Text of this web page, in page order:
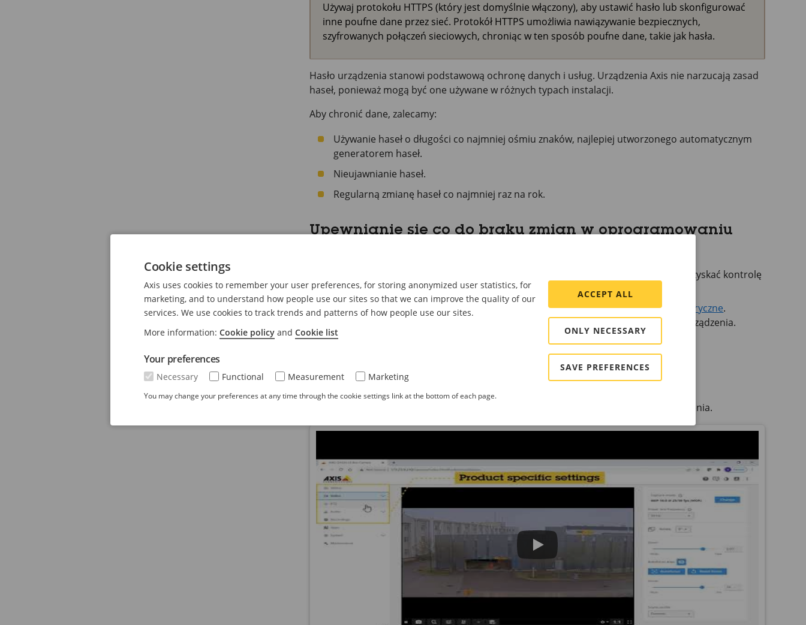
Używaj protokołu HTTPS (który jest domyślnie włączony), aby ustawić hasło lub skonfigurować
inne poufne dane przez sieć. Protokół HTTPS umożliwia nawiązywanie bezpiecznych,
szyfrowanych połączeń sieciowych, chroniąc w ten sposób poufne dane, takie jak hasła.
Hasło urządzenia stanowi podstawową ochronę danych i usług. Urządzenia Axis nie narzucają zasad
haseł, ponieważ mogą być one używane w różnych typach instalacji.
Aby chronić dane, zalecamy:
Używanie haseł o długości co najmniej ośmiu znaków, najlepiej utworzonego automatycznym
generatorem haseł.
Nieujawnianie haseł.
Regularną zmianę haseł co najmniej raz na rok.
Upewnianie się co do braku zmian w oprogramowaniu
Aby upewnić się, że w urządzeniu zainstalowano oryginalny system AXIS OS lub aby odzyskać kontrolę
nad urządzeniem w razie ataku:
Przywróć domyślne ustawienia fabryczne. Patrz
Przywróć domyślne ustawienia fabryczne.
Po zresetowaniu opcja bezpiecznego uruchamiania gwarantuje bezpieczeństwo urządzenia.
Omówienie interfejsu WWW
Ten film przybliża najważniejsze elementy i schemat działania interfejsu WWW urządzenia.
Cookie settings
Axis uses cookies to remember your user preferences, for storing anonymized user statistics, for
marketing, and to understand how people use our sites so that we can improve the quality of our
services. We use cookies to track trends and patterns of how people use our sites.
More information: Cookie policy and Cookie list
Your preferences
Necessary Functional Measurement Marketing
You may change your preferences at any time through the cookie settings link at the bottom of each page.
ACCEPT ALL
ONLY NECESSARY
SAVE PREFERENCES